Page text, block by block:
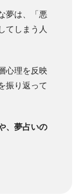
夢は、「悪
てしまう人
心理を反映
振り返って
、夢占いの